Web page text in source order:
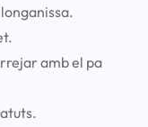
amb el pa